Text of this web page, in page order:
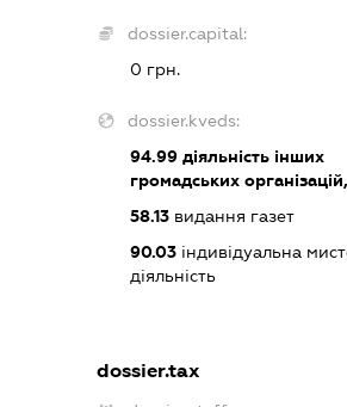
dossier.capital:
0 грн.
dossier.kveds:
94.99 діяльність інших
громадських
58.13 видання газет
90.03 індивідуальна
діяльність
dossier.tax